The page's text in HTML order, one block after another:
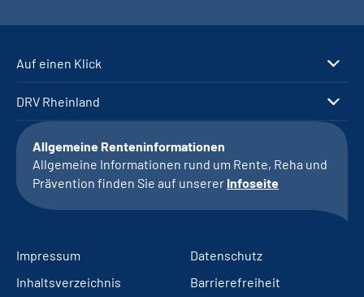
Auf einen Klick
DRV Rheinland
Allgemeine Renteninformationen
Allgemeine Informationen rund um Rente, Reha und
Prävention finden Sie auf unserer Infoseite
Impressum
Datenschutz
Inhaltsverzeichnis
Barrierefreiheit